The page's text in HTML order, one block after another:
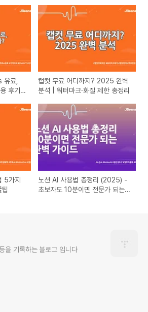
료,
후기
캡컷 무료 어디까지? 2025 완벽
분석 | 워터마크·화질 제한 총정리
5가지
노션 AI 사용법 총정리 (2025) -
초보자도 10분이면 전문가 되는
을 기록하는 블로그 입니다